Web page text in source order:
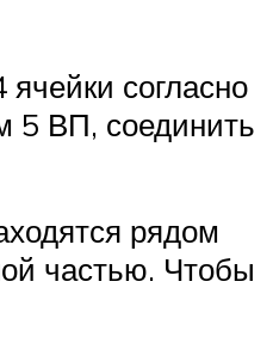
согласно
5 ВП, соединить
рядом
частью. Чтобы